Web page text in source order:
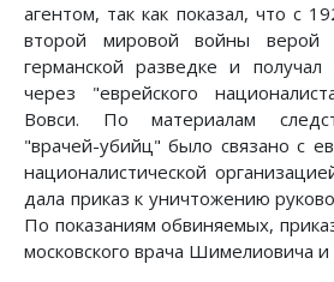
агентом, так как показал, что с
второй мировой войны верой
германской разведке и
через "еврейского
Вовси. По материалам
"врачей-убийц" было связано с
националистической
дала приказ к уничтожению
По показаниям обвиняемых,
московского врача Шимелиовича и